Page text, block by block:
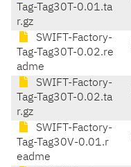
Tag-Tag30T-0.01.ta
r.gz
SWIFT-Factory-
Tag-Tag30T-0.02.re
adme
SWIFT-Factory-
Tag-Tag30T-0.02.ta
r.gz
SWIFT-Factory-
Tag-Tag30V-0.01.r
eadme